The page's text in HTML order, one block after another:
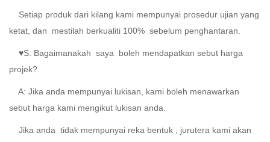
Setiap produk dari kilang kami mempunyai prosedur ujian yang
ketat, dan
mestilah berkualiti 100% sebelum penghantaran.
♥S: Bagaimanakah saya boleh mendapatkan sebut harga
projek?
A: Jika anda mempunyai lukisan, kami boleh menawarkan
sebut harga kami mengikut lukisan anda.
Jika anda tidak mempunyai reka bentuk , jurutera kami akan